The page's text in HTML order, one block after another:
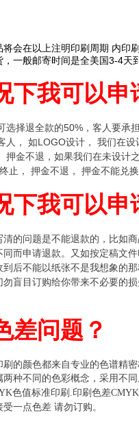
会在以上注明印刷周期 内印
一般邮寄时间是全美国3-4
下我可以申
选择退全款的50%，客人要承
人， 如LOGO设计， 我们在
押金不退，如果我们在未设计
止， 押金不退， 押金不能兑
下我可以申
的问题是不能退款的，比如
而申请退款。又如按定稿文
后不能以纸张不是我想象的
盲目订购给你带来不必要的
差问题？
的颜色都来自专业的色谱精
种不同的色彩概念，采用不
色值标准印刷.印刷色差
一点色差 请勿订购。